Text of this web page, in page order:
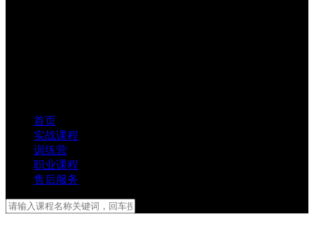
首页
实战课程
训练营
职业课程
售后服务